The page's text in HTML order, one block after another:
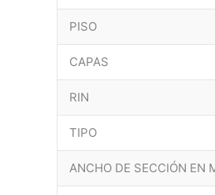
PISO
CAPAS
RIN
TIPO
ANCHO DE SECCIÓN EN